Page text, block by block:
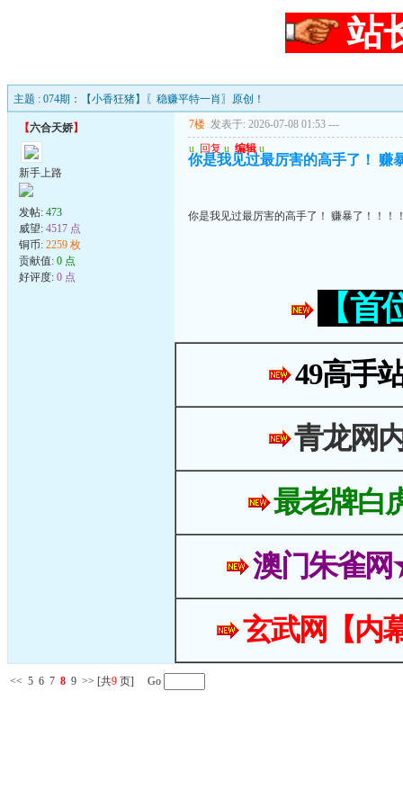
站
主题 : 074期：【小香狂猪】〖稳赚平特一肖〗原创！
【六合天娇】
新手上路
发帖: 473
威望: 4517 点
铜币: 2259 枚
贡献值: 0 点
好评度: 0 点
7楼 发表于: 2026-07-08 01:53 ---
u 回复 u 编辑 u
你是我见过最厉害的高手了！ 赚
你是我见过最厉害的高手了！ 赚暴了！！！
【
49高手
青龙网
最老牌白
澳门朱雀
玄武网【内
<< 5 6 7 8 9 >> [共9 页] Go